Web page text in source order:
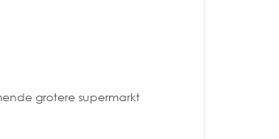
grotere supermarkt